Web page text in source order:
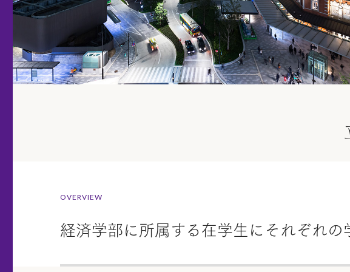
OVERVIEW
経済学部に所属する在学生にそれぞれの